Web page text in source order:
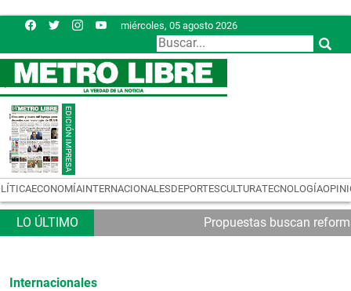
miércoles, 05 agosto 2026
ECONOMÍAINTERNACIONALESDEPORTESCULTURATECNOLOGÍA
Propuestas buscan
Internacionales